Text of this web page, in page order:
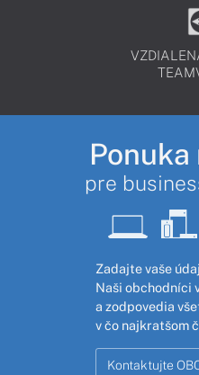
pre
Zadajte vaše
Naši obchodníci
a zodpovedia
v čo najkratšom
Kontaktujte